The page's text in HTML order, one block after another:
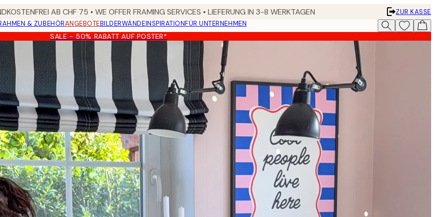
AB CHF 75 • WE OFFER FRAMING SERVICES • LIEFERUNG IN 3-8 WERKTAGEN
ZUR KASSE
& ZUBEHÖRANGEBOTEBILDERWÄNDEINSPIRATIONFÜR UNTERNEHMEN
SALE - 50% RABATT AUF POSTER*